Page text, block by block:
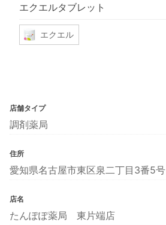
エクエルタブレット
エクエル
店舗タイプ
調剤薬局
住所
愛知県名古屋市東区泉二丁目3番5号
店名
たんぽぽ薬局 東片端店